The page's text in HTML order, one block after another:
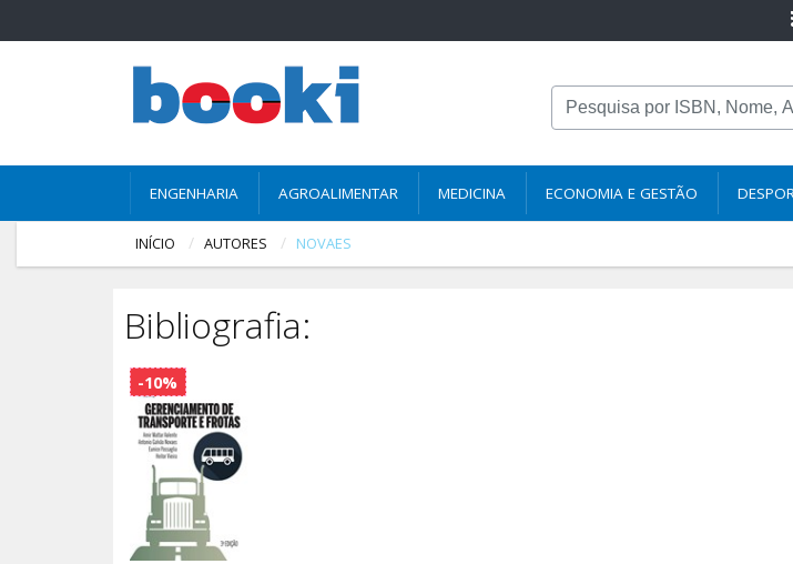
ENGENHARIA AGROALIMENTAR MEDICINA ECONOMIA E GESTÃO
INÍCIO AUTORES NOVAES
Bibliografia:
-10%